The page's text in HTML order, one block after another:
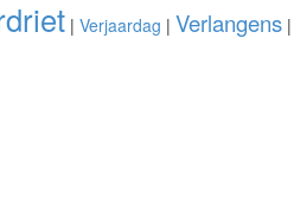
| Verjaardag | Verlangens|